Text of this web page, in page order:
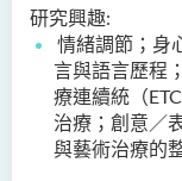
研究興趣:
情緒調節；身
言與語言歷程
療連續統（ETC
治療；創意／
與藝術治療的